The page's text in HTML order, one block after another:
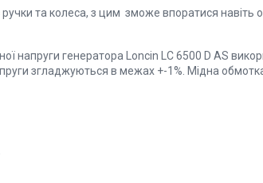
та колеса, з цим зможе впоратися навіть
напруги генератора Loncin LC 6500 D AS
згладжуються в межах +-1%. Мідна